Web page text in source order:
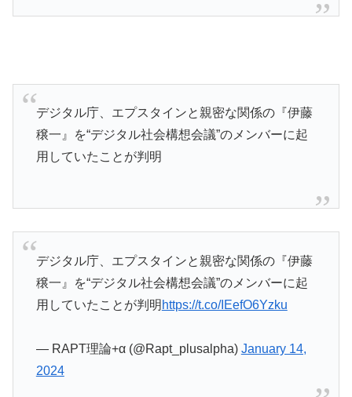
デジタル庁、エプスタインと親密な関係の『伊藤
穣一』を“デジタル社会構想会議”のメンバーに起
用していたことが判明
デジタル庁、エプスタインと親密な関係の『伊藤
穣一』を“デジタル社会構想会議”のメンバーに起
用していたことが判明 https://t.co/IEefO6Yzku
— RAPT理論+α (@Rapt_plusalpha) January 14,
2024